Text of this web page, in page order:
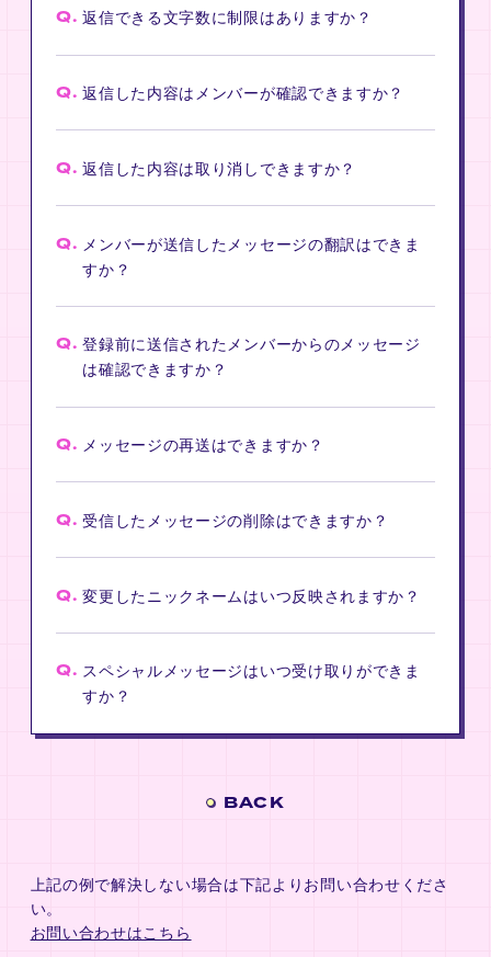
Q. 返信できる文字数に制限はありますか？
Q. 返信した内容はメンバーが確認できますか？
Q. 返信した内容は取り消しできますか？
Q. メンバーが送信したメッセージの翻訳はできま
すか？
Q. 登録前に送信されたメンバーからのメッセージ
は確認できますか？
Q. メッセージの再送はできますか？
Q. 受信したメッセージの削除はできますか？
Q. 変更したニックネームはいつ反映されますか？
Q. スペシャルメッセージはいつ受け取りができま
すか？
BACK
上記の例で解決しない場合は下記よりお問い合わせくださ
い。
お問い合わせはこちら